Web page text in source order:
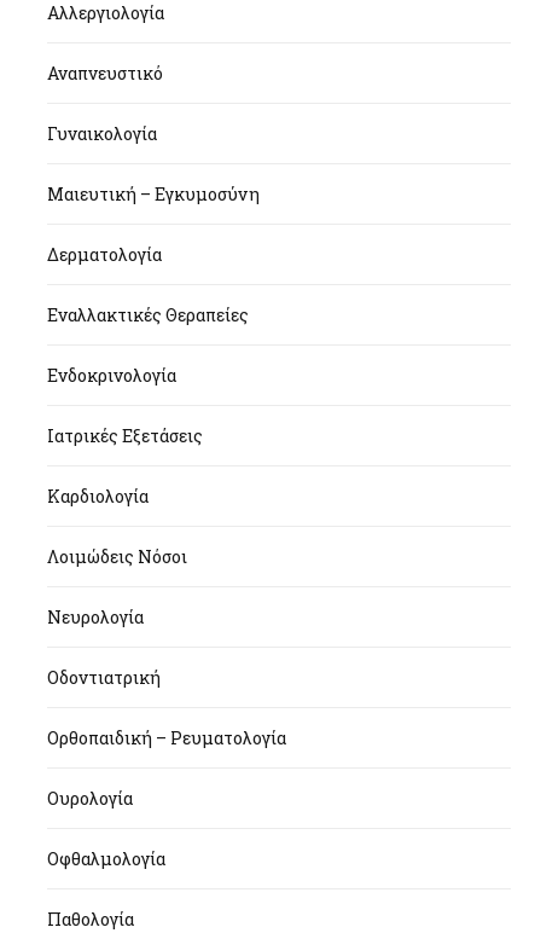
Αλλεργιολογία
Αναπνευστικό
Γυναικολογία
Μαιευτική – Εγκυμοσύνη
Δερματολογία
Εναλλακτικές Θεραπείες
Ενδοκρινολογία
Ιατρικές Εξετάσεις
Καρδιολογία
Λοιμώδεις Νόσοι
Νευρολογία
Οδοντιατρική
Ορθοπαιδική – Ρευματολογία
Ουρολογία
Οφθαλμολογία
Παθολογία